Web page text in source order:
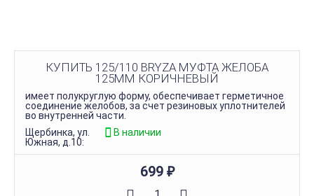
КУПИТЬ 125/110 BRYZA МУФТА ЖЕЛОБА
125ММ КОРИЧНЕВЫЙ
имеет полукруглую форму, обеспечивает герметичное
соединение желобов, за счет резиновых уплотнителей
во внутренней части.
Щербинка, ул.
Южная, д.10:
В наличии
699 ₽